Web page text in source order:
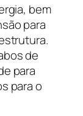
bem
para
de
para
para o